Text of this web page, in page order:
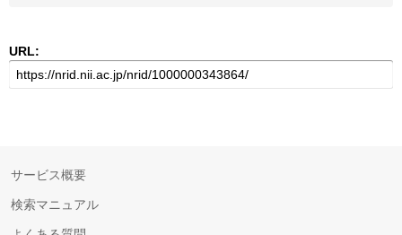
URL:
サービス概要
検索マニュアル